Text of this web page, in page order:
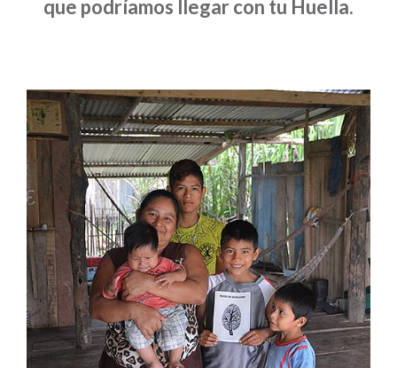
que podríamos llegar con tu Huella.